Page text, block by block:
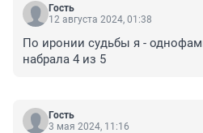
Гость
12 августа 2024, 01:38
По иронии судьбы я -
набрала 4 из 5
Гость
3 мая 2024, 11:16